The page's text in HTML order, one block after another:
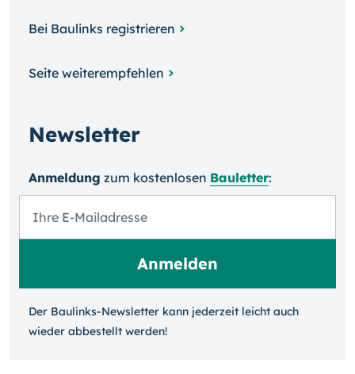
Bei Baulinks registrieren
Seite weiterempfehlen
Newsletter
Anmeldung zum kosten­losen Bauletter:
Der Baulinks-Newsletter kann jeder­zeit leicht auch
wieder ab­bestellt werden!